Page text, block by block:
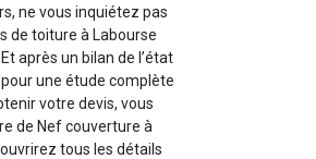
ne vous inquiétez pas
de toiture à Labourse
après un bilan de l’état
une étude complète
votre devis, vous
de Nef couverture à
tous les détails